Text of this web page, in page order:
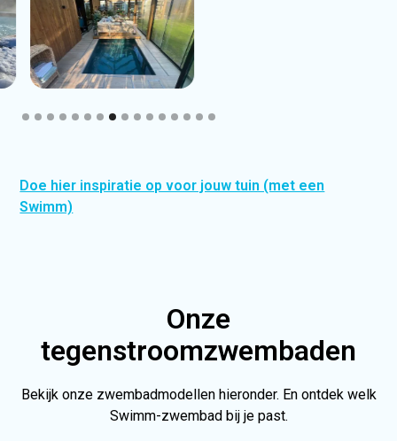
Slide 8 of 16.
Doe hier inspiratie op voor jouw tuin (met een
Swimm)
Onze
tegenstroomzwembaden
Bekijk onze zwembadmodellen hieronder. En ontdek welk
Swimm-zwembad bij je past.